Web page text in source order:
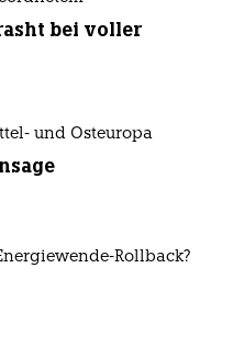
bei voller
und Osteuropa
Rollback?